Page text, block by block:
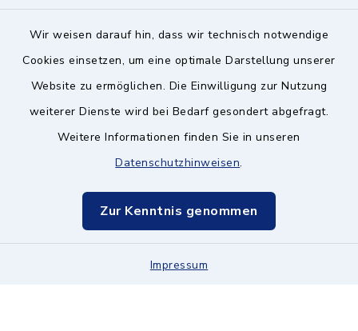
Wir weisen darauf hin, dass wir technisch notwendige
Cookies einsetzen, um eine optimale Darstellung unserer
Website zu ermöglichen. Die Einwilligung zur Nutzung
weiterer Dienste wird bei Bedarf gesondert abgefragt.
Weitere Informationen finden Sie in unseren
Datenschutzhinweisen.
Zur Kenntnis genommen
Impressum
Barrierefreiheit
Datenschutz
Impressum
Hinweisgeberschutz
Sitemap